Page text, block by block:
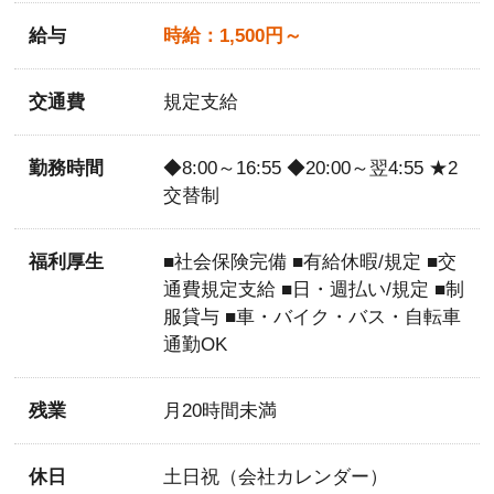
給与 時給：1,500円～
交通費 規定支給
勤務時間
◆8:00～16:55 ◆20:00～翌4:55 ★2
交替制
福利厚生
■社会保険完備 ■有給休暇/規定 ■交
通費規定支給 ■日・週払い/規定 ■制
服貸与 ■車・バイク・バス・自転車
通勤OK
残業 月20時間未満
休日 土日祝（会社カレンダー）